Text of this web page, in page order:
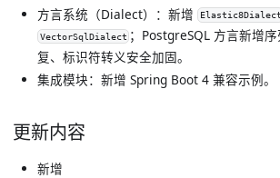
方言系统（Dialect）：新增
Elastic8Dialect
VectorSqlDialect ；PostgreSQL 方言新增
复、标识符转义安全加固。
集成模块：新增 Spring Boot 4 兼容示例。
更新内容
新增